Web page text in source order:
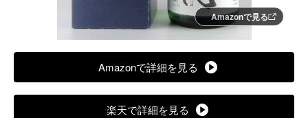
Amazonで見る
Amazonで詳細を見る
楽天で詳細を見る